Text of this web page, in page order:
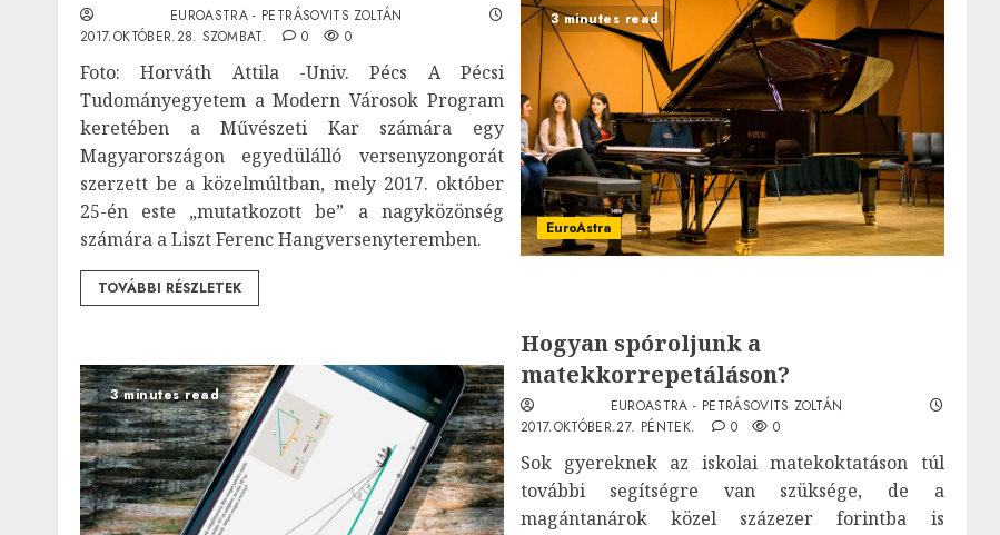
3 minutes read
EuroAstra
EUROASTRA - PETRÁSOVITS ZOLTÁN
2017.OKTÓBER.28. SZOMBAT.
0 0
Foto: Horváth Attila -Univ. Pécs A Pécsi
Tudományegyetem a Modern Városok Program
keretében a Művészeti Kar számára egy
Magyarországon egyedülálló versenyzongorát
szerzett be a közelmúltban, mely 2017. október
25-én este „mutatkozott be” a nagyközönség
számára a Liszt Ferenc Hangversenyteremben.
TOVÁBBI RÉSZLETEK
3 minutes read
Hogyan spóroljunk a
matekkorrepetáláson?
EUROASTRA - PETRÁSOVITS ZOLTÁN
2017.OKTÓBER.27. PÉNTEK.
0 0
Sok gyereknek az iskolai matekoktatáson túl
további segítségre van szüksége, de a
magántanárok közel százezer forintba is